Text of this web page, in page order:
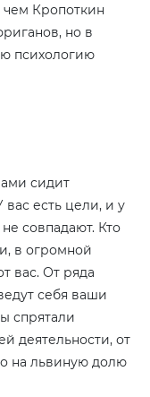
чем Кропоткин
но в
психологию
сидит
есть цели, и у
совпадают. Кто
в огромной
вас. От ряда
себя ваши
спрятали
деятельности, от
на львиную долю